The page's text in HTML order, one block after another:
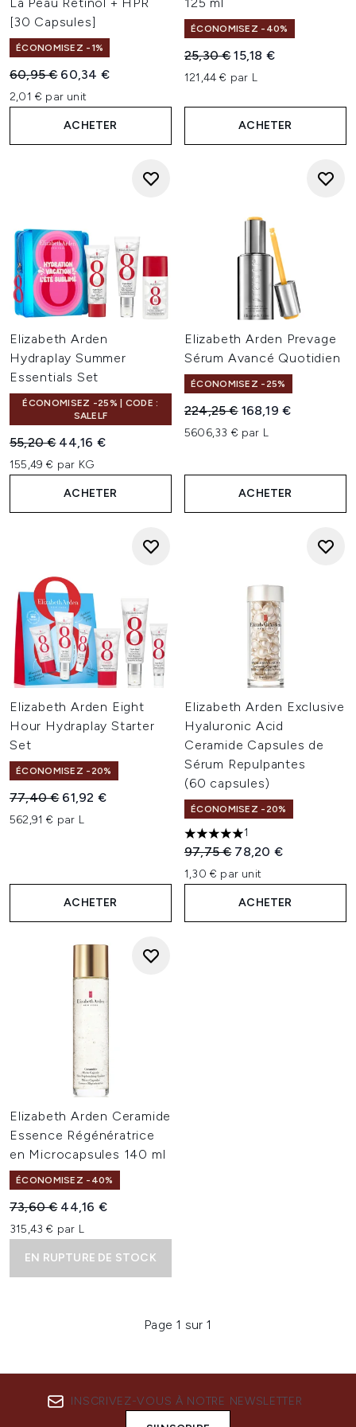
[30 Capsules]
ÉCONOMISEZ -1%
Prix de vente :
60,95 € Prix ​​actuel :
60,34 €
2,01 € par unit
ACHETER
ÉCONOMISEZ -40%
Prix de vente :
25,30 €Prix ​​actuel :
15,18 €
121,44 € par L
ACHETER
Elizabeth Arden
Hydraplay Summer
Essentials Set
ÉCONOMISEZ -25% | CODE :
SALELF
Prix de vente :
55,20 € Prix ​​actuel :
44,16 €
155,49 € par KG
ACHETER
Elizabeth Arden Prevage
Sérum Avancé Quotidien
ÉCONOMISEZ -25%
Prix de vente :
224,25 € Prix ​​actuel :
168,19 €
5606,33 € par L
ACHETER
Elizabeth Arden Eight
Hour Hydraplay Starter
Set
ÉCONOMISEZ -20%
Prix de vente :
77,40 € Prix ​​actuel :
61,92 €
562,91 € par L
ACHETER
Elizabeth Arden Exclusive
Hyaluronic Acid
Ceramide Capsules de
Sérum Repulpantes
(60 capsules)
ÉCONOMISEZ -20%
5 étoiles sur un maximum de
1
Prix de vente :
97,75 € Prix ​​actuel :
78,20 €
1,30 € par unit
ACHETER
Elizabeth Arden Ceramide
Essence Régénératrice
en Microcapsules 140 ml
ÉCONOMISEZ -40%
Prix de vente :
73,60 € Prix ​​actuel :
44,16 €
315,43 € par L
EN RUPTURE DE STOCK
Page 1 sur 1
INSCRIVEZ-VOUS À NOTRE NEWSLETTER